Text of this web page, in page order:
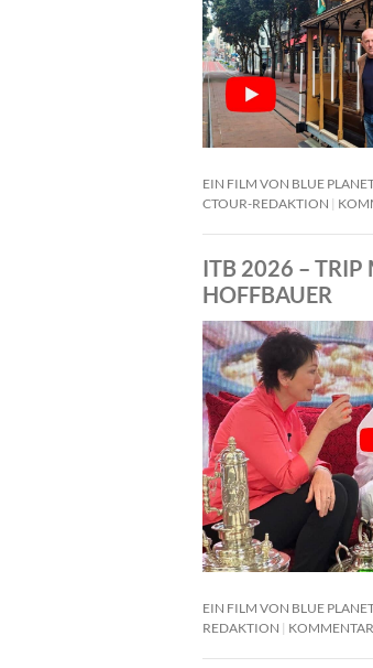
EIN FILM VON BLUE
CTOUR-REDAKTION
ITB 2026 – TRIP
HOFFBAUER
EIN FILM VON BLUE
REDAKTION